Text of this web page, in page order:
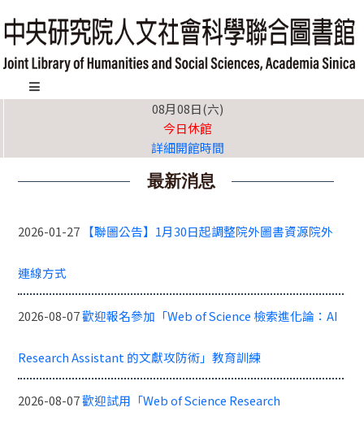
跳
到
主
內
塊
08月08日(六)
今日休館
詳細開館時間
最新消息
2026-01-27 【聯圖公告】1月30日起調整院外圖書資源院外
連線方式
2026-08-07歡迎報名參加「Web of Science 檢索進化論：AI
Research Assistant 的文獻攻防術」教育訓練
2026-08-07歡迎試用「Web of Science Research